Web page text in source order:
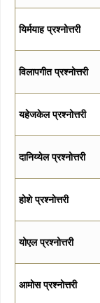
यिर्मयाह प्रश्नोत्तरी
विलापगीत प्रश्नोत्तरी
यहेजकेल प्रश्नोत्तरी
दानिय्येल प्रश्नोत्तरी
होशे प्रश्नोत्तरी
योएल प्रश्नोत्तरी
आमोस प्रश्नोत्तरी